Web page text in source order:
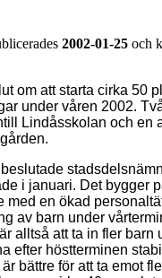
2002-01-25 och
om att starta cirka 50
under våren 2002.
Lindåsskolan och en
i januari. Det bygger
med en ökad
av barn under
alltså att ta in fler barn
efter höstterminen
bättre för att ta emot